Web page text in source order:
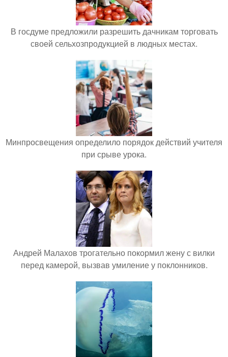
В госдуме предложили разрешить дачникам торговать
своей сельхозпродукцией в людных местах.
Минпросвещения определило порядок действий учителя
при срыве урока.
Андрей Малахов трогательно покормил жену с вилки
перед камерой, вызвав умиление у поклонников.